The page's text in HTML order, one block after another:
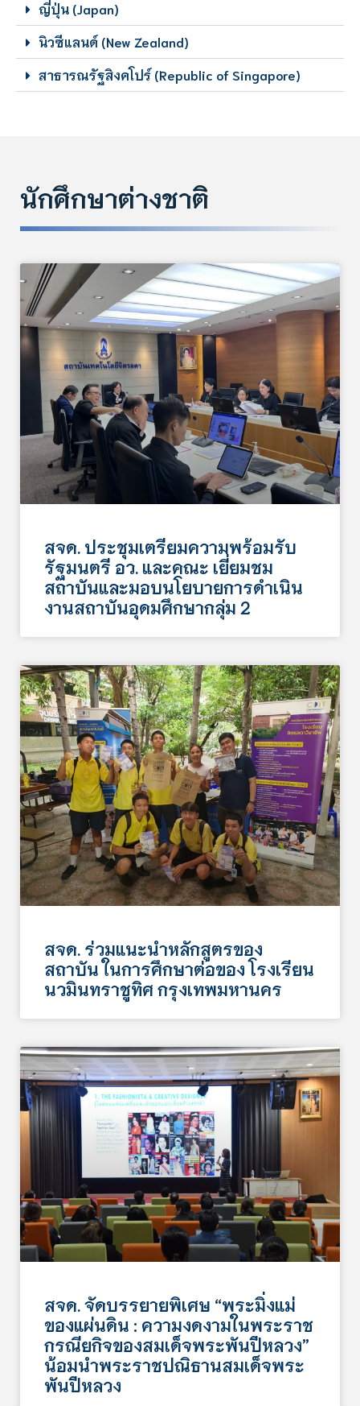
ญี่ปุ่น (Japan)
นิวซีแลนด์ (New Zealand)
สาธารณรัฐสิงคโปร์ (Republic of Singapore)
นักศึกษาต่างชาติ
สจด. ประชุมเตรียมความพร้อมรับ
รัฐมนตรี อว. และคณะ เยี่ยมชม
สถาบันและมอบนโยบายการดำเนิน
งานสถาบันอุดมศึกษากลุ่ม 2
สจด. ร่วมแนะนำหลักสูตรของ
สถาบัน ในการศึกษาต่อของ โรงเรียน
นวมินทราชูทิศ กรุงเทพมหานคร
สจด. จัดบรรยายพิเศษ “พระมิ่งแม่
ของแผ่นดิน : ความงดงามในพระราช
กรณียกิจของสมเด็จพระพันปีหลวง”
น้อมนำพระราชปณิธานสมเด็จพระ
พันปีหลวง